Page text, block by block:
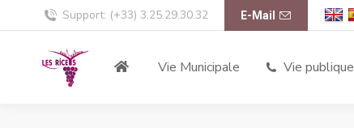
Support: (+33) 3.25.29.30.32 E-Mail
Vie Municipale Vie publique